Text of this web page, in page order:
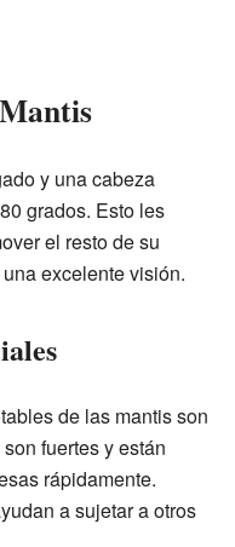
y una cabeza
grados. Esto les
el resto de su
excelente visión.
de las mantis son
fuertes y están
rápidamente.
a sujetar a otros